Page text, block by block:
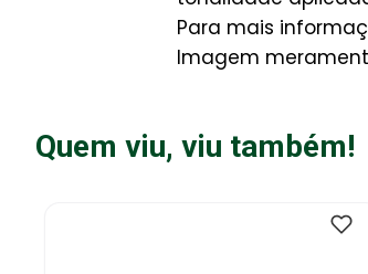
Para mais
Imagem
Quem viu, viu também!